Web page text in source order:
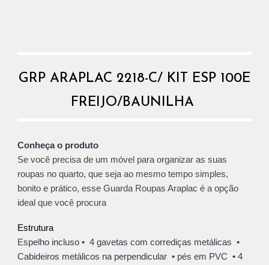
GRP ARAPLAC 2218-C/ KIT ESP 100E
FREIJO/BAUNILHA
Conheça o produto
Se você precisa de um móvel para organizar as suas
roupas no quarto, que seja ao mesmo tempo simples,
bonito e prático, esse Guarda Roupas Araplac é a opção
ideal que você procura
Estrutura
Espelho incluso •4gavetas com corrediças metálicas •
Cabideiros metálicos na perpendicular • pés em PVC • 4